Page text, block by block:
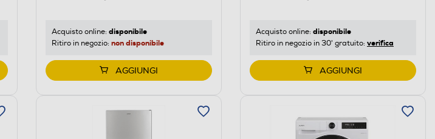
Acquisto online: disponibile
Ritiro in negozio: non disponibile
AGGIUNGI
Acquisto online: disponibile
Ritiro in negozio in 30' gratuito: verifica
AGGIUNGI